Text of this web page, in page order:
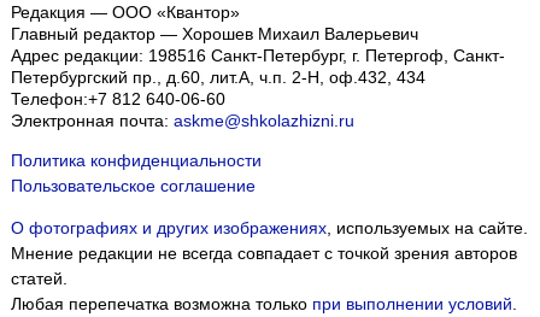
Редакция — ООО «Квантор»
Главный редактор — Хорошев Михаил Валерьевич
Адрес редакции: 198516 Санкт-Петербург, г. Петергоф Санкт-
Петербургский пр., д.60, лит.А, ч.п. 2-Н, оф.432, 434
Телефон:+7 812 640-06-60
Электронная почта: askme@shkolazhizni.ru
Политика конфиденциальности
Пользовательское соглашение
О фотографиях и других изображениях, используемых на сайте.
Мнение редакции не всегда совпадает с точкой зрения авторов
статей.
Любая перепечатка возможна только при выполнении условий